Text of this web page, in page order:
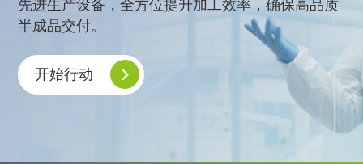
先进生产设备，全方位提升加工效率，确保高品质
半成品交付。
开始行动